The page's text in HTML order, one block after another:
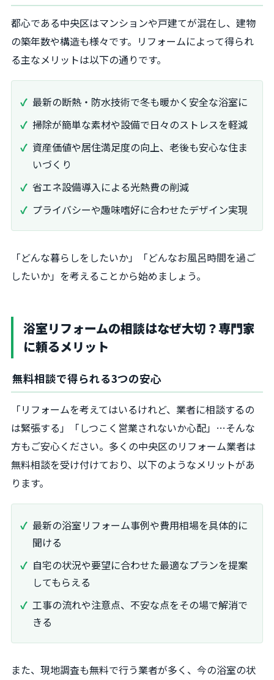
都心である中央区はマンションや戸建てが混在し、建物
の築年数や構造も様々です。リフォームによって得られ
る主なメリットは以下の通りです。
最新の断熱・防水技術で冬も暖かく安全な浴室に
掃除が簡単な素材や設備で日々のストレスを軽減
資産価値や居住満足度の向上、老後も安心な住ま
いづくり
省エネ設備導入による光熱費の削減
プライバシーや趣味嗜好に合わせたデザイン実現
「どんな暮らしをしたいか」「どんなお風呂時間を過ご
したいか」を考えることから始めましょう。
浴室リフォームの相談はなぜ大切？専門家
に頼るメリット
無料相談で得られる3つの安心
「リフォームを考えてはいるけれど、業者に相談するの
は緊張する」「しつこく営業されないか心配」…そんな
方もご安心ください。多くの中央区のリフォーム業者は
無料相談を受け付けており、以下のようなメリットがあ
ります。
最新の浴室リフォーム事例や費用相場を具体的に
聞ける
自宅の状況や要望に合わせた最適なプランを提案
してもらえる
工事の流れや注意点、不安な点をその場で解消で
きる
また、現地調査も無料で行う業者が多く、今の浴室の状